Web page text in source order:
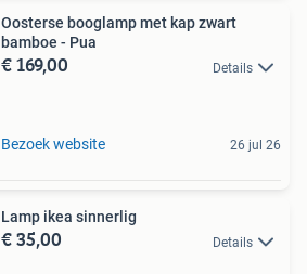
Oosterse booglamp met kap zwart
bamboe - Pua
€ 169,00 Details
Bezoek website 26 jul 26
Lamp ikea sinnerlig
€ 35,00 Details